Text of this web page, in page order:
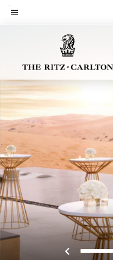
Skip
上一页
0